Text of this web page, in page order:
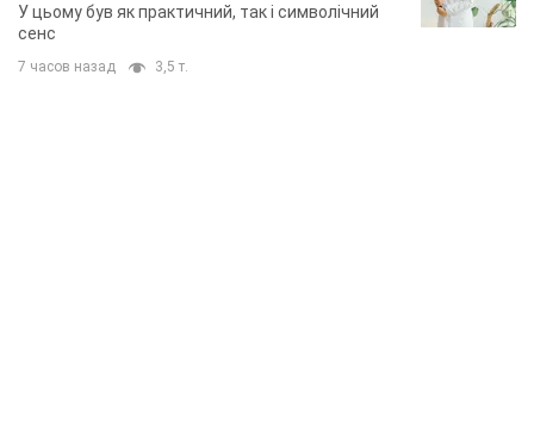
У цьому був як практичний, так і символічний
сенс
7 часов назад 3,5 т.